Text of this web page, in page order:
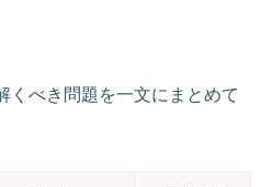
くべき問題を一文にまとめて